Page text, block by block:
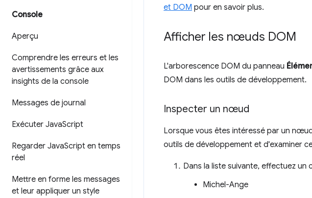
Console
Aperçu
Comprendre les erreurs et les
avertissements grâce aux
insights de la console
Messages de journal
Exécuter JavaScript
Regarder JavaScript en temps
réel
Mettre en forme les messages
et leur appliquer un style
et DOM pour en savoir plus.
Afficher les nœuds DOM
L'arborescence DOM du panneau
DOM dans les outils de développement.
Inspecter un nœud
Lorsque vous êtes intéressé par un
outils de développement et d'examiner
Dans la liste suivante, effectuez un
Michel-Ange